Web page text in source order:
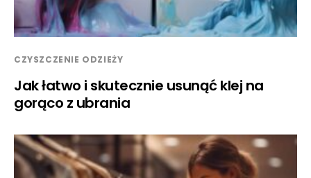
CZYSZCZENIE ODZIEŻY
Jak łatwo i skutecznie usunąć klej na
gorąco z ubrania